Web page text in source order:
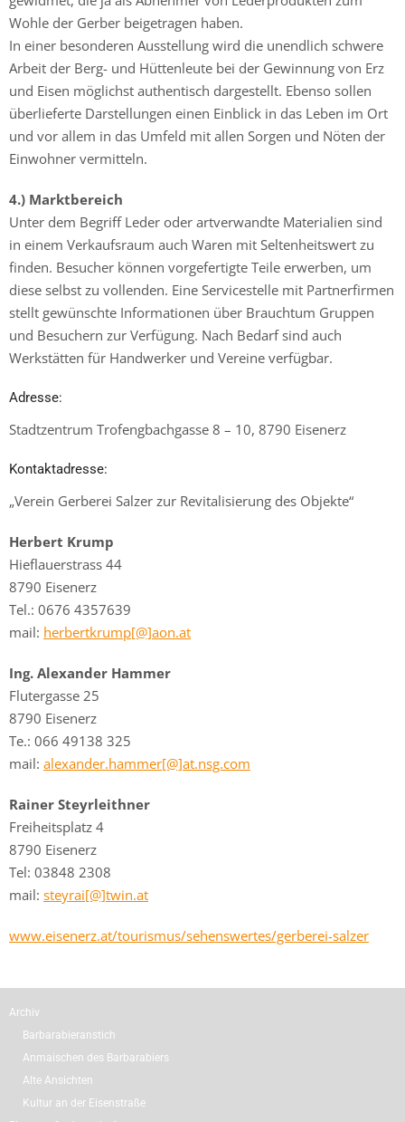
Wohle der Gerber beigetragen haben.
In einer besonderen Ausstellung wird die unendlich schwere
Arbeit der Berg- und Hüttenleute bei der Gewinnung von Erz
und Eisen möglichst authentisch dargestellt. Ebenso sollen
überlieferte Darstellungen einen Einblick in das Leben im Ort
und vor allem in das Umfeld mit allen Sorgen und Nöten der
Einwohner vermitteln.
4.) Marktbereich
Unter dem Begriff Leder oder artverwandte Materialien sind
in einem Verkaufsraum auch Waren mit Seltenheitswert zu
finden. Besucher können vorgefertigte Teile erwerben, um
diese selbst zu vollenden. Eine Servicestelle mit Partnerfirmen
stellt gewünschte Informationen über Brauchtum Gruppen
und Besuchern zur Verfügung. Nach Bedarf sind auch
Werkstätten für Handwerker und Vereine verfügbar.
Adresse:
Stadtzentrum Trofengbachgasse 8 – 10, 8790 Eisenerz
Kontaktadresse:
„Verein Gerberei Salzer zur Revitalisierung des Objekte“
Herbert Krump
Hieflauerstrass 44
8790 Eisenerz
Tel.: 0676 4357639
mail: herbertkrump[@]aon.at
Ing. Alexander Hammer
Flutergasse 25
8790 Eisenerz
Te.: 066 49138 325
mail: alexander.hammer[@]at.nsg.com
Rainer Steyrleithner
Freiheitsplatz 4
8790 Eisenerz
Tel: 03848 2308
mail: steyrai[@]twin.at
www.eisenerz.at/tourismus/sehenswertes/gerberei-salzer
Archiv
Barbarabieranstich
Anmaischen des Barbarabiers
Alte Ansichten
Kultur an der Eisenstraße